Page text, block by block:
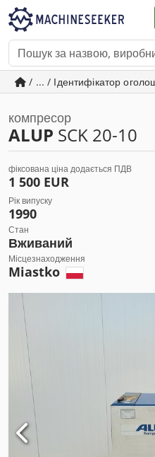
/ ... / Ідентифікатор
компресор
ALUP SCK 20-10
фіксована ціна додається ПДВ
1 500 EUR
Рік випуску
1990
Стан
Вживаний
Місцезнаходження
Miastko